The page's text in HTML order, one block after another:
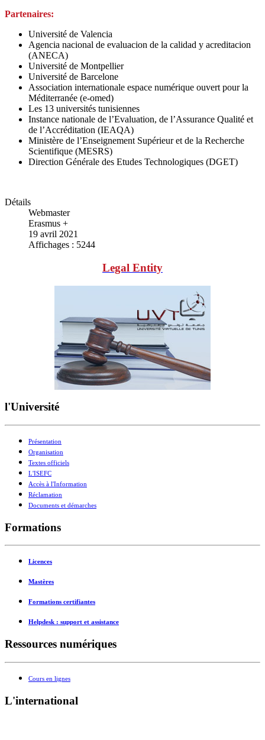
Partenaires:
Université de Valencia
Agencia nacional de evaluacion de la calidad y acreditacion
(ANECA)
Université de Montpellier
Université de Barcelone
Association internationale espace numérique ouvert pour la
Méditerranée (e-omed)
Les 13 universités tunisiennes
Instance nationale de l’Evaluation, de l’Assurance Qualité et
de l’Accréditation (IEAQA)
Ministère de l’Enseignement Supérieur et de la Recherche
Scientifique (MESRS)
Direction Générale des Etudes Technologiques (DGET)
Détails
Webmaster
Erasmus +
19 avril 2021
Affichages : 5244
Legal Entity
l'Université
Présentation
Organisation
Textes officiels
L'ISEFC
Accès à l'Information
Réclamation
Documents et démarches
Formations
Licences
Mastères
Formations certifiantes
Helpdesk : support et assistance
Ressources numériques
Cours en lignes
L'international